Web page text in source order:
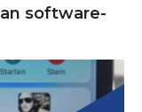
software-